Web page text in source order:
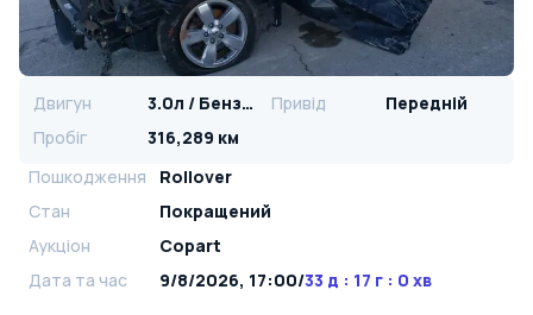
Двигун 3.0л / Бензин Привід
Передній
Пробіг
316,289 км
Пошкодження
Rollover
Стан
Покращений
Аукціон
Copart
Дата та час
9/8/2026, 17:00/33 д : 17 г : 0 хв